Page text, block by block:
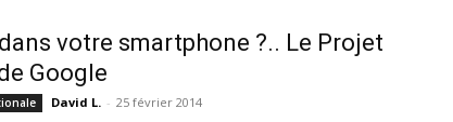
votre smartphone ?.. Le Projet
Google
David L. - 25 février 2014